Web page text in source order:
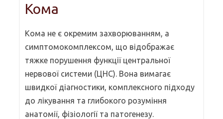
Кома
Кома не є окремим захворюванням, а
симптомокомплексом, що відображає
тяжке порушення функції центральної
нервової системи (ЦНС). Вона вимагає
швидкої діагностики, комплексного підходу
до лікування та глибокого розуміння
анатомії, фізіології та патогенезу.